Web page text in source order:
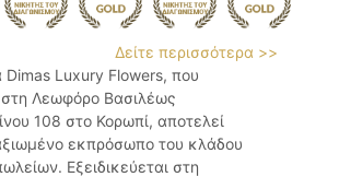
Δείτε περισσότερα >>
Dimas Luxury Flowers, που
στη Λεωφόρο Βασιλέως
108 στο Κορωπί, αποτελεί
εκπρόσωπο του κλάδου
Εξειδικεύεται στη